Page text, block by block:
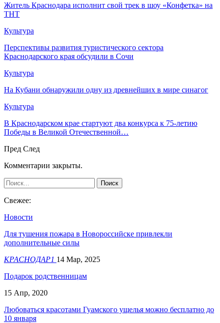
Житель Краснодара исполнит свой трек в шоу «Конфетка» на
ТНТ
Культура
Перспективы развития туристического сектора
Краснодарского края обсудили в Сочи
Культура
На Кубани обнаружили одну из древнейших в мире синагог
Культура
В Краснодарском крае стартуют два конкурса к 75-летию
Победы в Великой Отечественной…
Пред След
Комментарии закрыты.
Свежее:
Новости
Для тушения пожара в Новороссийске привлекли
дополнительные силы
КРАСНОДАР1 14 Мар, 2025
Подарок родственницам
15 Апр, 2020
Любоваться красотами Гуамского ущелья можно бесплатно до
10 января